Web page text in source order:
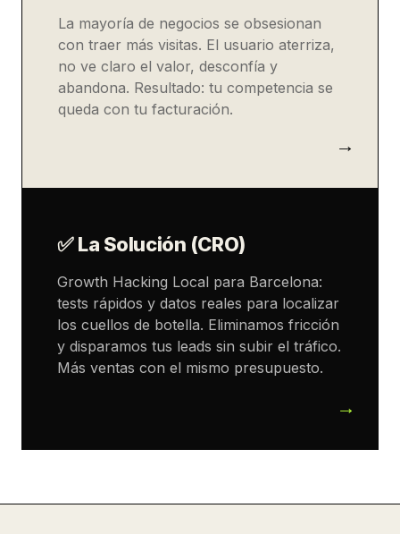
La mayoría de negocios se obsesionan
con traer más visitas. El usuario aterriza,
no ve claro el valor, desconfía y
abandona. Resultado: tu competencia se
queda con tu facturación.
✅ La Solución (CRO)
Growth Hacking Local para Barcelona:
tests rápidos y datos reales para localizar
los cuellos de botella. Eliminamos fricción
y disparamos tus leads sin subir el tráfico.
Más ventas con el mismo presupuesto.